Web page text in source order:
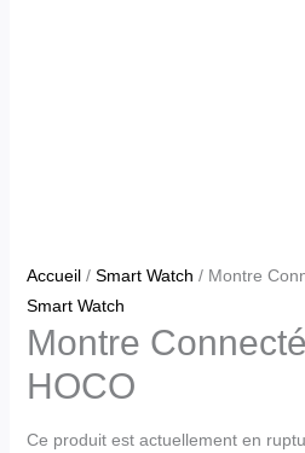
Accueil/ Smart Watch / Montre
Smart Watch
Montre
HOCO
Ce produit est actuellement en